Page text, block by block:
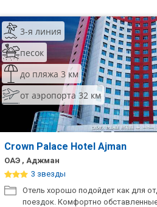
3-я линия
песок
до пляжа 3 км
от аэропорта 32 км
Crown Palace Hotel Ajman
ОАЭ , Аджман
3 звезды
Отель хорошо подойдет как для
поездок. Комфортно